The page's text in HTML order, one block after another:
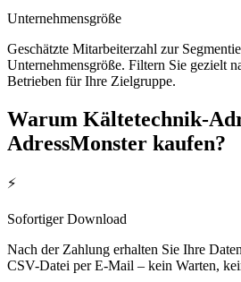
Unternehmensgröße
Geschätzte Mitarbeiterzahl zur
Unternehmensgröße. Filtern Sie gezielt
Betrieben für Ihre Zielgruppe.
Warum Kältetechnik-
AdressMonster kaufen?
⚡
Sofortiger Download
Nach der Zahlung erhalten Sie Ihre
CSV-Datei per E-Mail – kein Warten,